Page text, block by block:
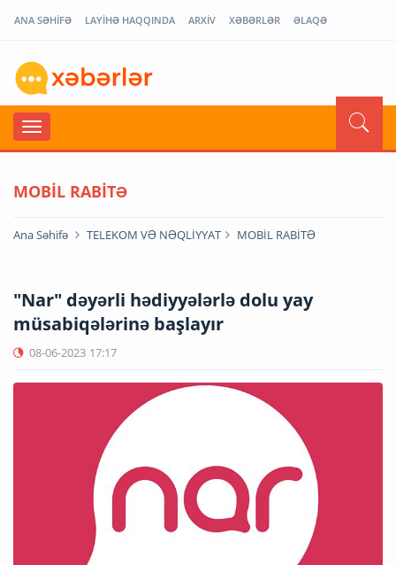
ANA SƏHİFƏ LAYİHƏ HAQQINDA ARXİV XƏBƏRLƏR ƏLAQƏ
MOBİL RABİTƏ
Ana Səhifə TELEKOM VƏ NƏQLİYYAT MOBİL RABİTƏ
"Nar" dəyərli hədiyyələrlə dolu yay
müsabiqələrinə başlayır
08-06-2023 17:17